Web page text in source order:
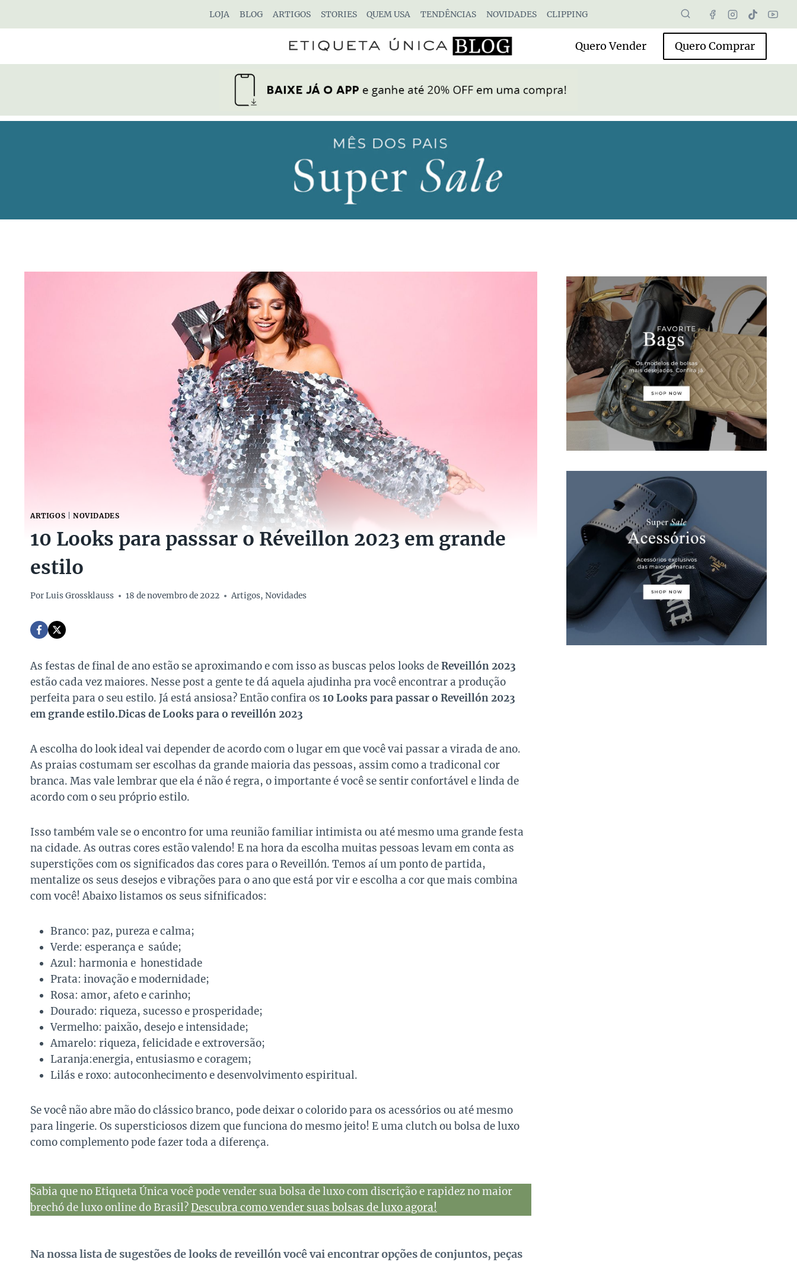
LOJA BLOG ARTIGOS STORIES QUEM USA TENDÊNCIAS NOVIDADES CLIPPING
Quero Vender Quero Comprar
ARTIGOS NOVIDADES
10 Looks para passsar o Réveillon 2023 em grande
estilo
PorLuis Grossklauss 18 de novembro de 2022 Artigos,Novidades
As festas de final de ano estão se aproximando e com isso as buscas pelos looks deReveillón 2023
estão cada vez maiores. Nesse post a gente te dá aquela ajudinha pra você encontrar a produção
perfeita para o seu estilo. Já está ansiosa? Então confira os 10 Looks para passar o Reveillón 2023
em grande estilo.Dicas de Looks para o reveillón 2023
A escolha do look ideal vai depender de acordo com o lugar em que você vai passar a virada de ano.
As praias costumam ser escolhas da grande maioria das pessoas, assim como a tradiconal cor
branca. Mas vale lembrar que ela é não é regra, o importante é você se sentir confortável e linda de
acordo com o seu próprio estilo.
Isso também vale se o encontro for uma reunião familiar intimista ou até mesmo uma grande festa
na cidade. As outras cores estão valendo! E na hora da escolha muitas pessoas levam em conta as
superstições com os significados das cores para o Reveillón. Temos aí um ponto de partida,
mentalize os seus desejos e vibrações para o ano que está por vir e escolha a cor que mais combina
com você! Abaixo listamos os seus sifnificados:
Branco: paz, pureza e calma;
Verde: esperança e saúde;
Azul: harmonia e honestidade
Prata: inovação e modernidade;
Rosa: amor, afeto e carinho;
Dourado: riqueza, sucesso e prosperidade;
Vermelho: paixão, desejo e intensidade;
Amarelo: riqueza, felicidade e extroversão;
Laranja:energia, entusiasmo e coragem;
Lilás e roxo: autoconhecimento e desenvolvimento espiritual.
Se você não abre mão do clássico branco, pode deixar o colorido para os acessórios ou até mesmo
para lingerie. Os supersticiosos dizem que funciona do mesmo jeito! E uma clutch ou bolsa de luxo
como complemento pode fazer toda a diferença.
Sabia que no Etiqueta Única você pode vender sua bolsa de luxo com discrição e rapidez no maior
brechó de luxo online do Brasil?Descubra como vender suas bolsas de luxo agora!
Na nossa lista de sugestões de looks de reveillón você vai encontrar opções de conjuntos, peças